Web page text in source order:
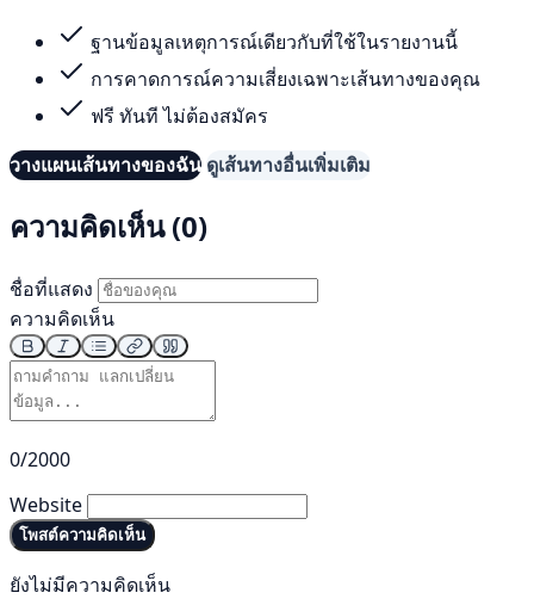
ฐานข้อมูลเหตุการณ์เดียวกับที่ใช้ในรายงานนี้
การคาดการณ์ความเสี่ยงเฉพาะเส้นทางของคุณ
ฟรี ทันที ไม่ต้องสมัคร
วางแผนเส้นทางของฉัน ดูเส้นทางอื่นเพิ่มเติม
ความคิดเห็น (0)
ชื่อที่แสดง
ความคิดเห็น
0/2000
Website
โพสต์ความคิดเห็น
ยังไม่มีความคิดเห็น